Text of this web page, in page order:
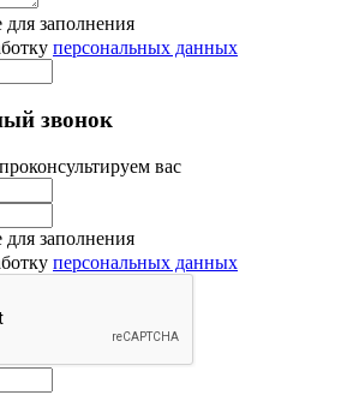
заполнения
персональных данных
звонок
вас
заполнения
персональных данных